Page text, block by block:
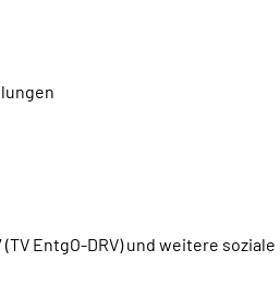
EntgO-DRV) und weitere